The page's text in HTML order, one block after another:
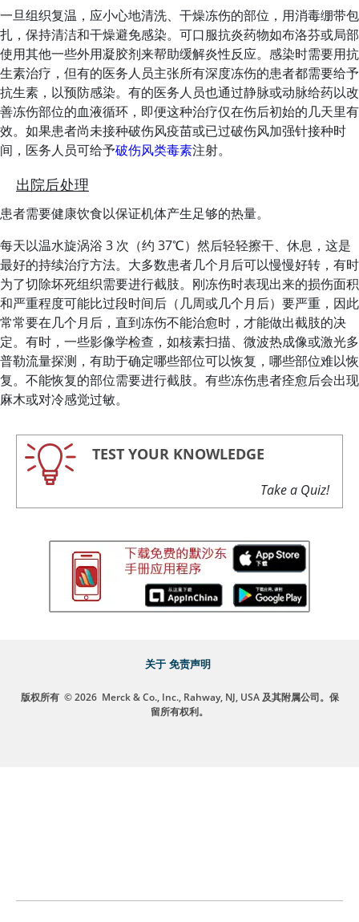
一旦组织复温，应小心地清洗、干燥冻伤的部位，用消毒绷带包
扎，保持清洁和干燥避免感染。可口服抗炎药物如布洛芬或局部
使用其他一些外用凝胶剂来帮助缓解炎性反应。感染时需要用抗
生素治疗，但有的医务人员主张所有深度冻伤的患者都需要给予
抗生素，以预防感染。有的医务人员也通过静脉或动脉给药以改
善冻伤部位的血液循环，即便这种治疗仅在伤后初始的几天里有
效。如果患者尚未接种破伤风疫苗或已过破伤风加强针接种时
间，医务人员可给予破伤风类毒素注射。
出院后处理
患者需要健康饮食以保证机体产生足够的热量。
每天以温水旋涡浴 3 次（约 37℃）然后轻轻擦干、休息，这是
最好的持续治疗方法。大多数患者几个月后可以慢慢好转，有时
为了切除坏死组织需要进行截肢。刚冻伤时表现出来的损伤面积
和严重程度可能比过段时间后（几周或几个月后）要严重，因此
常常要在几个月后，直到冻伤不能治愈时，才能做出截肢的决
定。有时，一些影像学检查，如核素扫描、微波热成像或激光多
普勒流量探测，有助于确定哪些部位可以恢复，哪些部位难以恢
复。不能恢复的部位需要进行截肢。有些冻伤患者痊愈后会出现
麻木或对冷感觉过敏。
TEST YOUR KNOWLEDGE
Take a Quiz!
关于 免责声明
版权所有 © 2026 Merck & Co., Inc., Rahway, NJ, USA 及其附属公司。保
留所有权利。